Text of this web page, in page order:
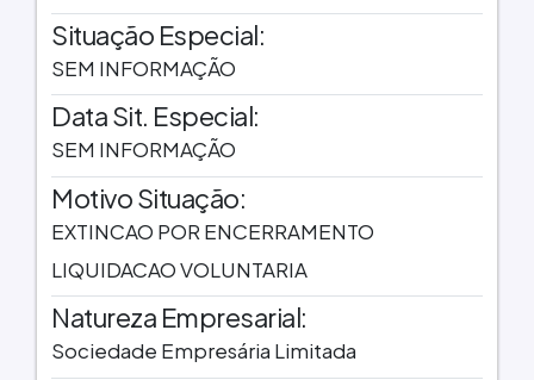
Situação Especial:
SEM INFORMAÇÃO
Data Sit. Especial:
SEM INFORMAÇÃO
Motivo Situação:
EXTINCAO POR ENCERRAMENTO
LIQUIDACAO VOLUNTARIA
Natureza Empresarial:
Sociedade Empresária Limitada